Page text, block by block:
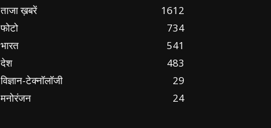
ताजा ख़बरें
1612
फोटो
734
भारत
541
देश
483
विज्ञान-टेक्नॉलॉजी
29
मनोरंजन
24